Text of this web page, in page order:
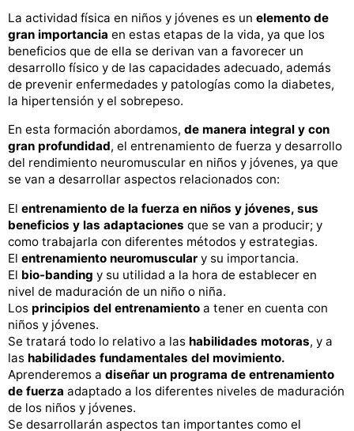
La actividad física en niños y jóvenes es un elemento de
gran importancia en estas etapas de la vida, ya que los
beneficios que de ella se derivan van a favorecer un
desarrollo físico y de las capacidades adecuado, además
de prevenir enfermedades y patologías como la diabetes,
la hipertensión y el sobrepeso.
En esta formación abordamos, de manera integral y con
gran profundidad, el entrenamiento de fuerza y desarrollo
del rendimiento neuromuscular en niños y jóvenes, ya que
se van a desarrollar aspectos relacionados con:
El entrenamiento de la fuerza en niños y jóvenes, sus
beneficios y las adaptaciones que se van a producir; y
como trabajarla con diferentes métodos y estrategias.
El entrenamiento neuromuscular y su importancia.
El bio-banding y su utilidad a la hora de establecer en
nivel de maduración de un niño o niña.
Los principios del entrenamiento a tener en cuenta con
niños y jóvenes.
Se tratará todo lo relativo a las habilidades motoras, y a
las habilidades fundamentales del movimiento.
Aprenderemos a diseñar un programa de entrenamiento
de fuerza adaptado a los diferentes niveles de maduración
de los niños y jóvenes.
Se desarrollarán aspectos tan importantes como el